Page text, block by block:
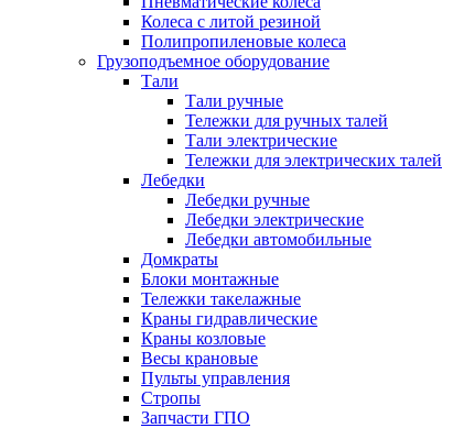
Колеса с литой резиной
Полипропиленовые колеса
Грузоподъемное оборудование
Тали
Тали ручные
Тележки для ручных талей
Тали электрические
Тележки для электрических талей
Лебедки
Лебедки ручные
Лебедки электрические
Лебедки автомобильные
Домкраты
Блоки монтажные
Тележки такелажные
Краны гидравлические
Краны козловые
Весы крановые
Пульты управления
Стропы
Запчасти ГПО